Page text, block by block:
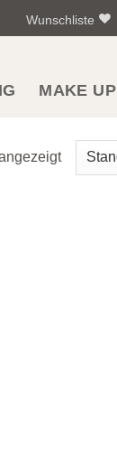
Wunschliste
MAKE UP